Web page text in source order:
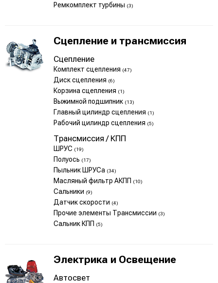
Ремкомплект турбины (3)
Сцепление и трансмиссия
Сцепление
Комплект сцепления (47)
Диск сцепления (6)
Корзина сцепления (1)
Выжимной подшипник (13)
Главный цилиндр сцепления (1)
Рабочий цилиндр сцепления (5)
Трансмиссия / КПП
ШРУС (19)
Полуось (17)
Пыльник ШРУСа (34)
Масляный фильтр АКПП (10)
Сальники (9)
Датчик скорости (4)
Прочие элементы Трансмиссии (3)
Сальник КПП (5)
Электрика и Освещение
Автосвет